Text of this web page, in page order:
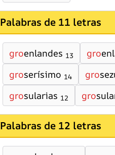
Palabras de 11 letras
groenlandes 13 gro
groserísimo 14 gro
grosularias 12 gro
Palabras de 12 letras